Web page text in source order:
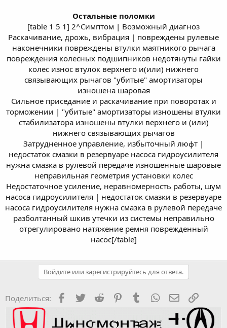
Остальные поломки
[table 1 5 1] 2^Симптом | Возможный диагноз
Раскачивание, дрожь, вибрация | повреждены рулевые
наконечники повреждены втулки маятникого рычага
повреждения колесных подшипников недотянуты гайки
колес износ втулок верхнего и(или) нижнего
связывающих рычагов "убитые" амортизаторы
изношена шаровая
Сильное приседание и раскачивание при поворотах и
торможении | "убитые" амортизаторы изношены втулки
стабилизатора изношены втулки верхнего и (или)
нижнего связывающих рычагов
Затрудненное управление, избыточный люфт |
недостаток смазки в резервуаре насоса гидроусилителя
нужна смазка в рулевой передаче изношенные шаровые
неправильная геометрия установки колес
Недостаточное усиление, неравномерность работы, шум
насоса гидроусилителя | недостаток смазки в резервуаре
насоса гидроусилителя нужна смазка в рулевой передаче
разболтанный шкив утечки из системы неправильно
отрегулировано натяжение ремня поврежденный
насос[/table]
Войдите или зарегистрируйтесь для ответа.
Поделиться: Facebook
TwitterReddit PinterestTumblr WhatsApp Ссылка